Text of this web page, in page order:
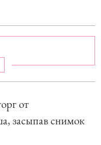
от
засыпав снимок